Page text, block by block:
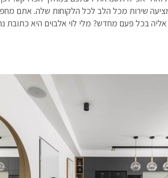
שירות מכל הלב לכל הלקוחות שלה. אתם
בכל פעם מחדש? מלי לוי אלבוים היא